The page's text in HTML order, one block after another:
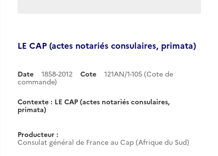
LE CAP (actes notariés consulaires, primata)
Date 1858-2012 Cote
121AN/1-105 (Cote de
commande)
Contexte : LE CAP (actes notariés consulaires,
primata)
Producteur :
Consulat général de France au Cap (Afrique du Sud)